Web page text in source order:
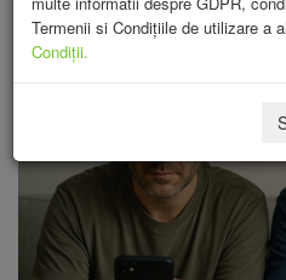
Termenii si Condițiile de utilizare a
Condiții.